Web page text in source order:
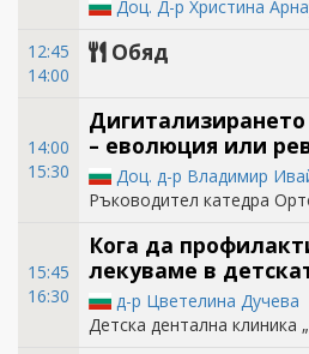
Доц. Д-р Христина
12:45
14:00
Обяд
14:00
15:30
– еволюция или
Доц. д-р Владимир
Ръководител катедра
15:45
16:30
Кога да
лекуваме в
д-р Цветелина Дучева
Детска дентална клиника